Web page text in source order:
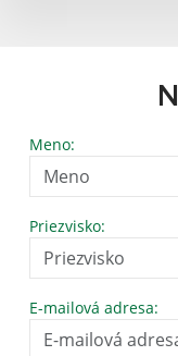
Meno:
Priezvisko:
E-mailová adresa: